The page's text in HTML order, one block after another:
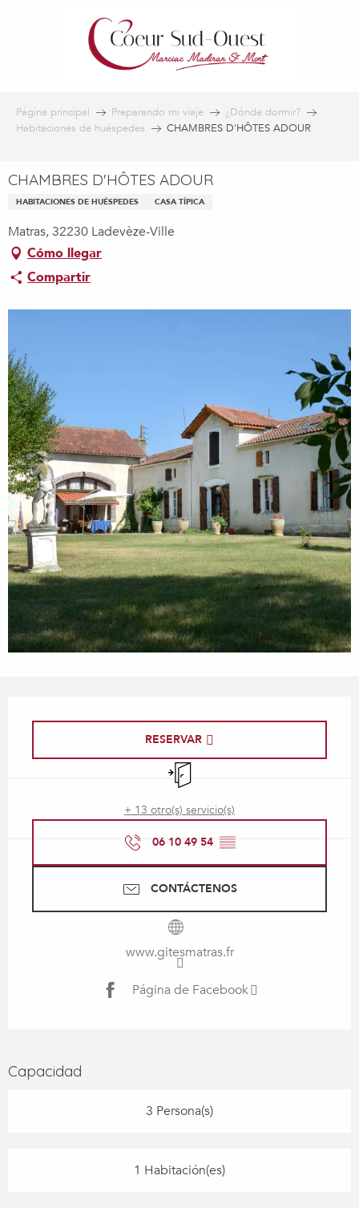
Página principal Preparando mi viaje
¿Dónde dormir?
Habitaciones de huéspedes
CHAMBRES D'HÔTES ADOUR
CHAMBRES D'HÔTES ADOUR
HABITACIONES DE HUÉSPEDES CASA TÍPICA
Matras, 32230 Ladevèze-Ville
Cómo llegar
Compartir
RESERVAR
Entrada independiente
+ 13 otro(s) servicio(s)
06 10 49 54 ▒▒
CONTÁCTENOS
www.gitesmatras.fr
Página de Facebook
Capacidad
3 Persona(s)
1 Habitación(es)